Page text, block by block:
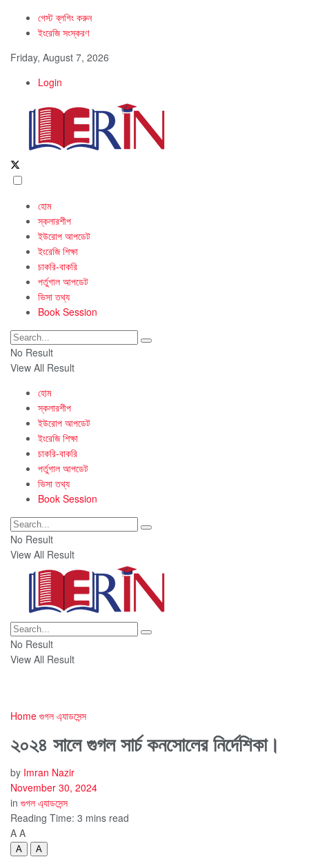
গেস্ট ব্লগিং করুন
ইংরেজি সংস্করণ
Friday, August 7, 2026
Login
হোম
স্কলারশীপ
ইউরোপ আপডেট
ইংরেজি শিক্ষা
চাকরি-বাকরি
পর্তুগাল আপডেট
ভিসা তথ্য
Book Session
No Result
View All Result
হোম
স্কলারশীপ
ইউরোপ আপডেট
ইংরেজি শিক্ষা
চাকরি-বাকরি
পর্তুগাল আপডেট
ভিসা তথ্য
Book Session
No Result
View All Result
No Result
View All Result
Home গুগল এ্যাডসেন্স
২০২৪ সালে গুগল সার্চ কনসোলের নির্দেশিকা।
by Imran Nazir
November 30, 2024
in গুগল এ্যাডসেন্স
Reading Time: 3 mins read
A A
A
A